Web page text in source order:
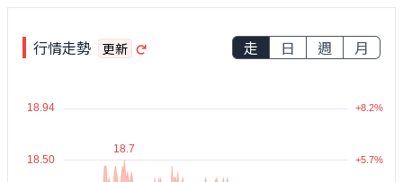
行情走勢 更新 走 日 週 月